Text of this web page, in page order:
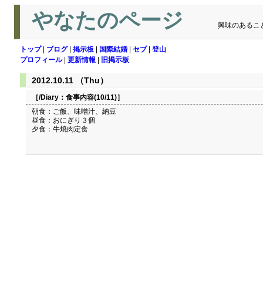
やなたのページ 興味のあるこ
トップ| ブログ| 掲示板 国際結婚 セブ| 登山
プロフィール| 更新情報 旧掲示板
2012.10.11 （Thu）
［/Diary： 食事内容(10/11)］
朝食：ご飯、味噌汁、納豆
昼食：おにぎり３個
夕食：牛焼肉定食